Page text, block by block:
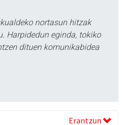
nortasun hitzak
Harpidedun eginda, tokiko
dituen komunikabidea
Erantzun